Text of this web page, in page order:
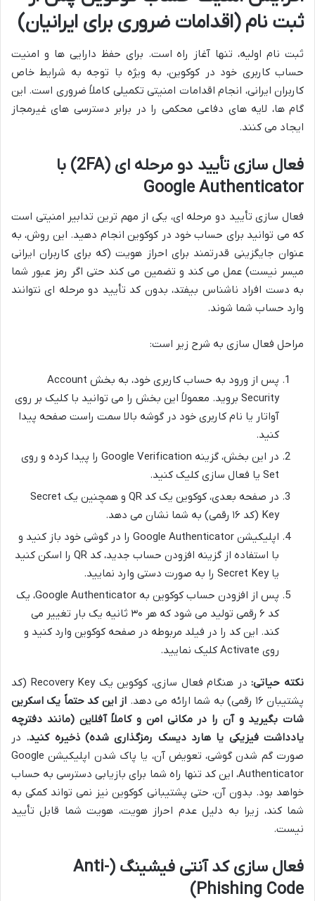
ثبت نام (اقدامات ضروری برای ایرانیان)
ثبت نام اولیه، تنها آغاز راه است. برای حفظ دارایی ها و امنیت
حساب کاربری خود در کوکوین، به ویژه با توجه به شرایط خاص
کاربران ایرانی، انجام اقدامات امنیتی تکمیلی کاملاً ضروری است. این
گام ها، لایه های دفاعی محکمی را در برابر دسترسی های غیرمجاز
ایجاد می کنند.
فعال سازی تأیید دو مرحله ای (2FA) با
Google Authenticator
فعال سازی تأیید دو مرحله ای، یکی از مهم ترین تدابیر امنیتی است
که می توانید برای حساب خود در کوکوین انجام دهید. این روش، به
عنوان جایگزینی قدرتمند برای احراز هویت (که برای کاربران ایرانی
میسر نیست) عمل می کند و تضمین می کند حتی اگر رمز عبور شما
به دست افراد ناشناس بیفتد، بدون کد تأیید دو مرحله ای نتوانند
وارد حساب شما شوند.
مراحل فعال سازی به شرح زیر است:
پس از ورود به حساب کاربری خود، به بخش Account
Security بروید. معمولاً این بخش را می توانید با کلیک بر روی
آواتار یا نام کاربری خود در گوشه بالا سمت راست صفحه پیدا
کنید.
در این بخش، گزینه Google Verification را پیدا کرده و روی
Set یا فعال سازی کلیک کنید.
در صفحه بعدی، کوکوین یک کد QR و همچنین یک Secret
Key (کد ۱۶ رقمی) به شما نشان می دهد.
اپلیکیشن Google Authenticator را در گوشی خود باز کنید و
با استفاده از گزینه افزودن حساب جدید، کد QR را اسکن کنید
یا Secret Key را به صورت دستی وارد نمایید.
پس از افزودن حساب کوکوین به Google Authenticator، یک
کد ۶ رقمی تولید می شود که هر ۳۰ ثانیه یک بار تغییر می
کند. این کد را در فیلد مربوطه در صفحه کوکوین وارد کنید و
روی Activate کلیک نمایید.
نکته حیاتی:
در هنگام فعال سازی، کوکوین یک Recovery Key (کد
پشتیبان ۱۶ رقمی) به شما ارائه می دهد.
از این کد حتماً یک اسکرین
شات بگیرید و آن را در مکانی امن و کاملاً آفلاین (مانند دفترچه
یادداشت فیزیکی یا هارد دیسک رمزگذاری شده) ذخیره کنید. در
صورت گم شدن گوشی، تعویض آن، یا پاک شدن اپلیکیشن Google
Authenticator، این کد تنها راه شما برای بازیابی دسترسی به حساب
خواهد بود. بدون آن، حتی پشتیبانی کوکوین نیز نمی تواند کمکی به
شما کند، زیرا به دلیل عدم احراز هویت، هویت شما قابل تأیید
نیست.
فعال سازی کد آنتی فیشینگ (Anti-
Phishing Code)